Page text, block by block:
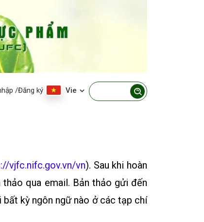
/Đăng ký Vie
vjfc.nifc.gov.vn/vn). Sau khi hoàn
qua email. Bản thảo gửi đến
kỳ ngôn ngữ nào ở các tạp chí